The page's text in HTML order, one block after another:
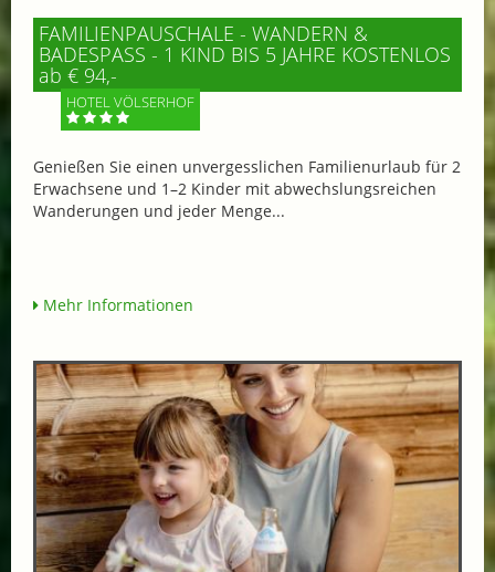
FAMILIENPAUSCHALE - WANDERN &
BADESPASS - 1 KIND BIS 5 JAHRE KOSTENLOS
ab € 94,-
HOTEL VÖLSERHOF
Genießen Sie einen unvergesslichen Familienurlaub für 2
Erwachsene und 1–2 Kinder mit abwechslungsreichen
Wanderungen und jeder Menge...
Mehr Informationen